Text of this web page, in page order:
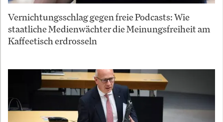
Vernichtungsschlag gegen freie Podcasts: Wie
staatliche Medienwächter die Meinungsfreiheit am
Kaffeetisch erdrosseln